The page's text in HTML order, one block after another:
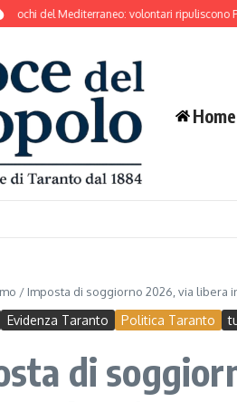
del Mediterraneo: volontari ripuliscono Parco
Home
/ Imposta di soggiorno 2026, via libera
Evidenza Taranto Politica Taranto
di